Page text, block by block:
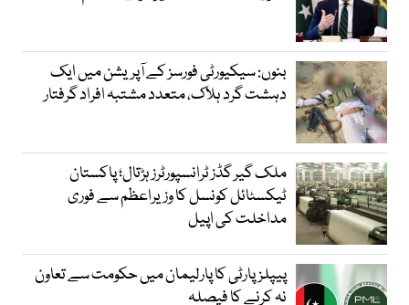
بنوں: سیکیورٹی فورسز کے آپریشن میں ایک
دہشت گرد ہلاک، متعدد مشتبہ افراد گرفتار
ملک گیر گڈز ٹرانسپورٹرز ہڑتال؛ پاکستان
ٹیکسٹائل کونسل کا وزیراعظم سے فوری
مداخلت کی اپیل
پیپلزپارٹی کا پارلیمان میں حکومت سے تعاون
نہ کرنے کا فیصلہ